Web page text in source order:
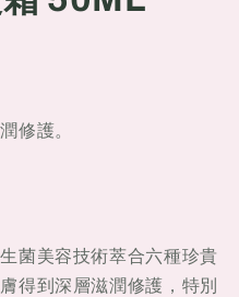
修護。
菌美容技術萃合六種珍貴
得到深層滋潤修護，特別